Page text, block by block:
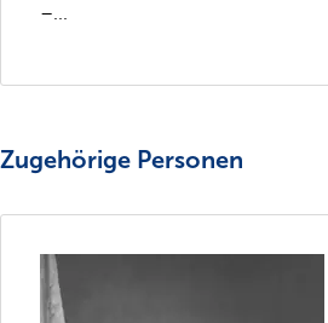
–...
Zugehörige Personen